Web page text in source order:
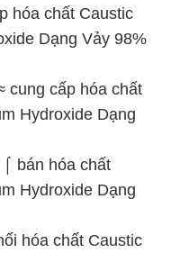
hóa chất Caustic
Dạng Vảy 98%
cung cấp hóa chất
Hydroxide Dạng
bán hóa chất
Hydroxide Dạng
hóa chất Caustic